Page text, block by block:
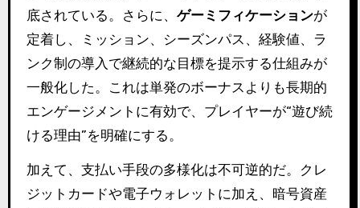
底されている。さらに、 ゲーミフィケーションが
定着し、ミッション、シーズンパス、経験値、ラ
ンク制の導入で継続的な目標を提示する仕組みが
一般化した。これは単発のボーナスよりも長期的
エンゲージメントに有効で、プレイヤーが“遊び続
ける理由”を明確にする。
加えて、支払い手段の多様化は不可逆的だ。クレ
ジットカードや電子ウォレットに加え、暗号資産